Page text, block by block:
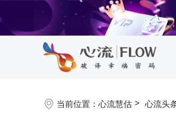
当前位置： 心流慧估 心流头